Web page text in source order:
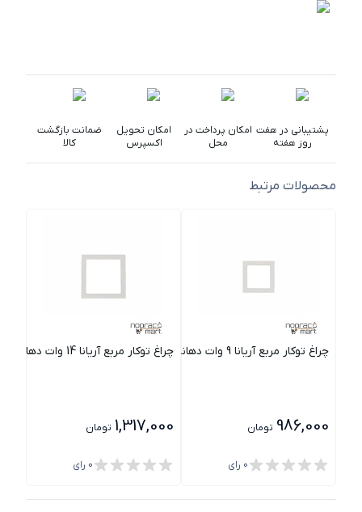
پشتیبانی در هفت
روز هفته
امکان پرداخت در
محل
امکان تحویل
اکسپرس
ضمانت بازگشت
کالا
محصولات مرتبط
چراغ توکار مربع آریانا 9 وات دهانه 8cm با دیفیوزر شیری ساتن مازی نور
986,000 تومان
0 رای
چراغ توکار مربع آریانا 14 وات دهانه 12cm با دیفیوزر شیری ساتن مازی نور
1,317,000 تومان
0 رای